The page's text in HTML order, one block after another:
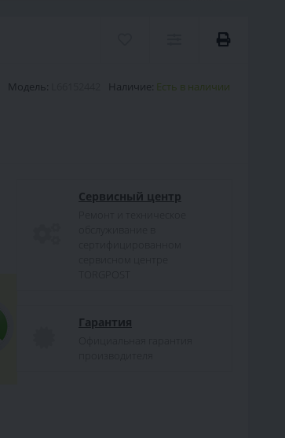
Модель: Наличие: Есть в наличии
Сервисный центр
Гарантия